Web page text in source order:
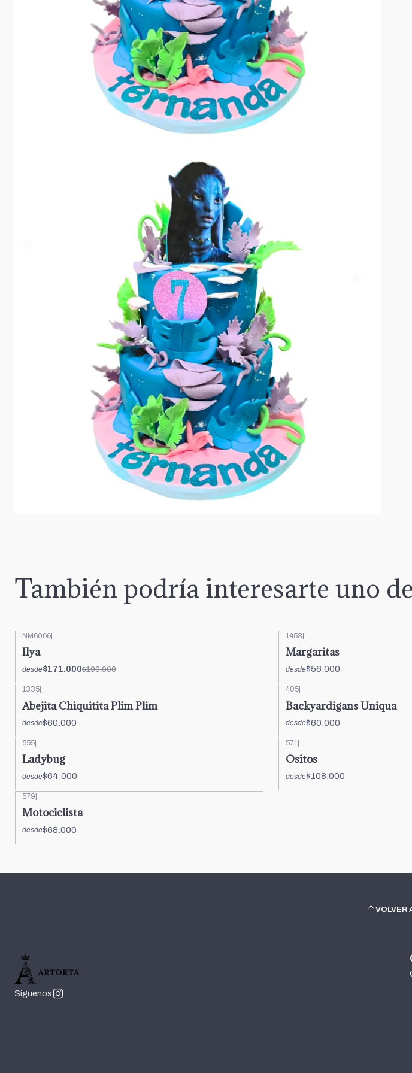
También podría interesarte uno
NM6066
Ilya
desde$171.000$190.000
1453
Margaritas
desde$56.000
1335
Abejita Chiquitita Plim Plim
desde$60.000
405|
Backyardigans Uniqua
desde$60.000
555|
Ladybug
desde$64.000
571 |
Ositos
desde$108.000
579
Motociclista
desde$68.000
VOLVER
Síguenos